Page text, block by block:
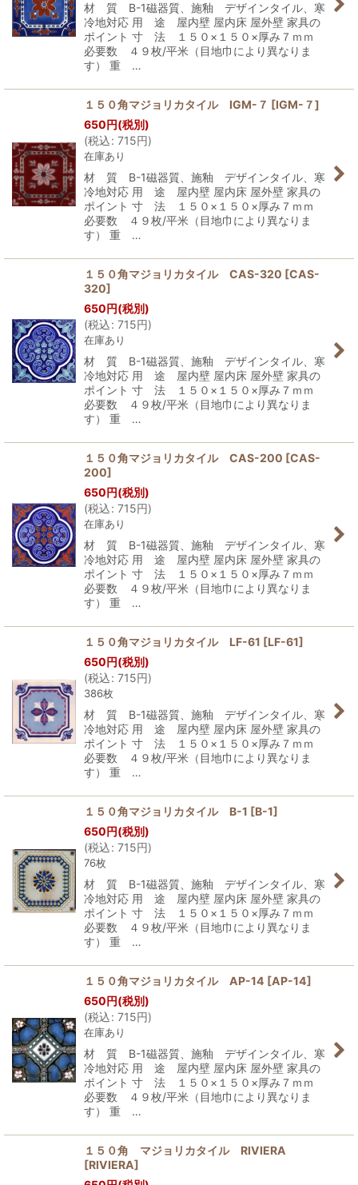
材 質 B-1磁器質、施釉 デザインタイル、寒
冷地対応 用 途 屋内壁 屋内床 屋外壁 家具の
ポイント 寸 法 １５０×１５０×厚み７ｍｍ
必要数 ４９枚/平米（目地巾により異なりま
す） 重 …
１５０角マジョリカタイル IGM-７ [IGM-７]
650円(税別)
(税込: 715円)
在庫あり
材 質 B-1磁器質、施釉 デザインタイル、寒
冷地対応 用 途 屋内壁 屋内床 屋外壁 家具の
ポイント 寸 法 １５０×１５０×厚み７ｍｍ
必要数 ４９枚/平米（目地巾により異なりま
す） 重 …
１５０角マジョリカタイル CAS-320 [CAS-
320]
650円(税別)
(税込: 715円)
在庫あり
材 質 B-1磁器質、施釉 デザインタイル、寒
冷地対応 用 途 屋内壁 屋内床 屋外壁 家具の
ポイント 寸 法 １５０×１５０×厚み７ｍｍ
必要数 ４９枚/平米（目地巾により異なりま
す） 重 …
１５０角マジョリカタイル CAS-200 [CAS-
200]
650円(税別)
(税込: 715円)
在庫あり
材 質 B-1磁器質、施釉 デザインタイル、寒
冷地対応 用 途 屋内壁 屋内床 屋外壁 家具の
ポイント 寸 法 １５０×１５０×厚み７ｍｍ
必要数 ４９枚/平米（目地巾により異なりま
す） 重 …
１５０角マジョリカタイル LF-61 [LF-61]
650円(税別)
(税込: 715円)
386枚
材 質 B-1磁器質、施釉 デザインタイル、寒
冷地対応 用 途 屋内壁 屋内床 屋外壁 家具の
ポイント 寸 法 １５０×１５０×厚み７ｍｍ
必要数 ４９枚/平米（目地巾により異なりま
す） 重 …
１５０角マジョリカタイル B-1 [B-1]
650円(税別)
(税込: 715円)
76枚
材 質 B-1磁器質、施釉 デザインタイル、寒
冷地対応 用 途 屋内壁 屋内床 屋外壁 家具の
ポイント 寸 法 １５０×１５０×厚み７ｍｍ
必要数 ４９枚/平米（目地巾により異なりま
す） 重 …
１５０角マジョリカタイル AP-14 [AP-14]
650円(税別)
(税込: 715円)
在庫あり
材 質 B-1磁器質、施釉 デザインタイル、寒
冷地対応 用 途 屋内壁 屋内床 屋外壁 家具の
ポイント 寸 法 １５０×１５０×厚み７ｍｍ
必要数 ４９枚/平米（目地巾により異なりま
す） 重 …
１５０角 マジョリカタイル RIVIERA
[RIVIERA]